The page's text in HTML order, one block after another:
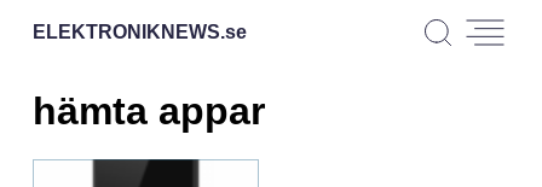
ELEKTRONIKNEWS.se
hämta appar